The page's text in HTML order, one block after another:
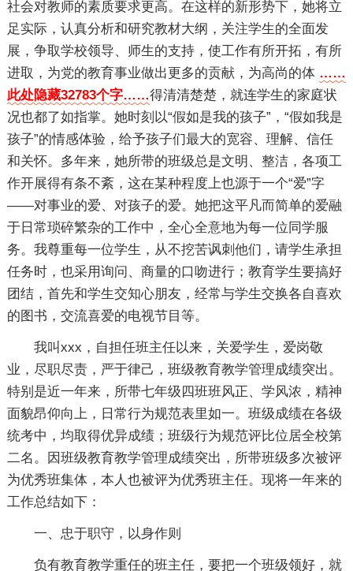
社会对教师的素质要求更高。在这样的新形势下，她将立
足实际，认真分析和研究教材大纲，关注学生的全面发
展，争取学校领导、师生的支持，使工作有所开拓，有所
进取，为党的教育事业做出更多的贡献，为高尚的体 ……
此处隐藏32783个字……得清清楚楚，就连学生的家庭状
况也都了如指掌。她时刻以“假如是我的孩子”，“假如我是
孩子”的情感体验，给予孩子们最大的宽容、理解、信任
和关怀。多年来，她所带的班级总是文明、整洁，各项工
作开展得有条不紊，这在某种程度上也源于一个“爱”字
——对事业的爱、对孩子的爱。她把这平凡而简单的爱融
于日常琐碎繁杂的工作中，全心全意地为每一位同学服
务。我尊重每一位学生，从不挖苦讽刺他们，请学生承担
任务时，也采用询问、商量的口吻进行；教育学生要搞好
团结，首先和学生交知心朋友，经常与学生交换各自喜欢
的图书，交流喜爱的电视节目等。
我叫xxx，自担任班主任以来，关爱学生，爱岗敬
业，尽职尽责，严于律己，班级教育教学管理成绩突出。
特别是近一年来，所带七年级四班班风正、学风浓，精神
面貌昂仰向上，日常行为规范表里如一。班级成绩在各级
统考中，均取得优异成绩；班级行为规范评比位居全校第
二名。因班级教育教学管理成绩突出，所带班级多次被评
为优秀班集体，本人也被评为优秀班主任。现将一年来的
工作总结如下：
一、忠于职守，以身作则
负有教育教学重任的班主任，要把一个班级领好，就